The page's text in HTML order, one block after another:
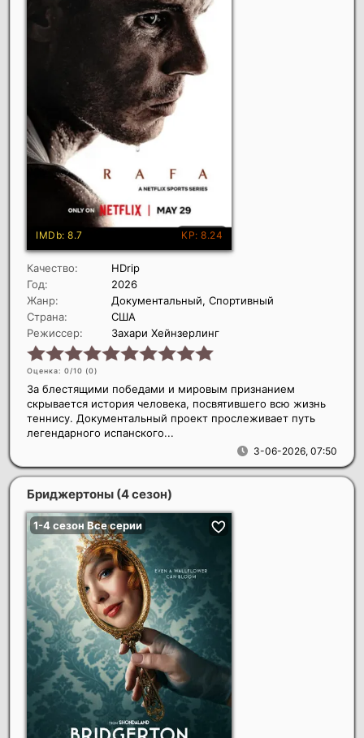
Качество:
HDrip
Год:
2026
Жанр:
Документальный, Спортивный
Страна:
США
Режиссер:
Захари Хейнзерлинг
Оценка: 0/10 (0)
3-06-2026, 07:50
За блестящими победами и мировым признанием
скрывается история человека, посвятившего всю жизнь
теннису. Документальный проект прослеживает путь
легендарного испанского...
Бриджертоны (4 сезон)